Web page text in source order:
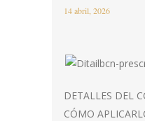
14 abril, 2026
DETALLES DEL
CÓMO